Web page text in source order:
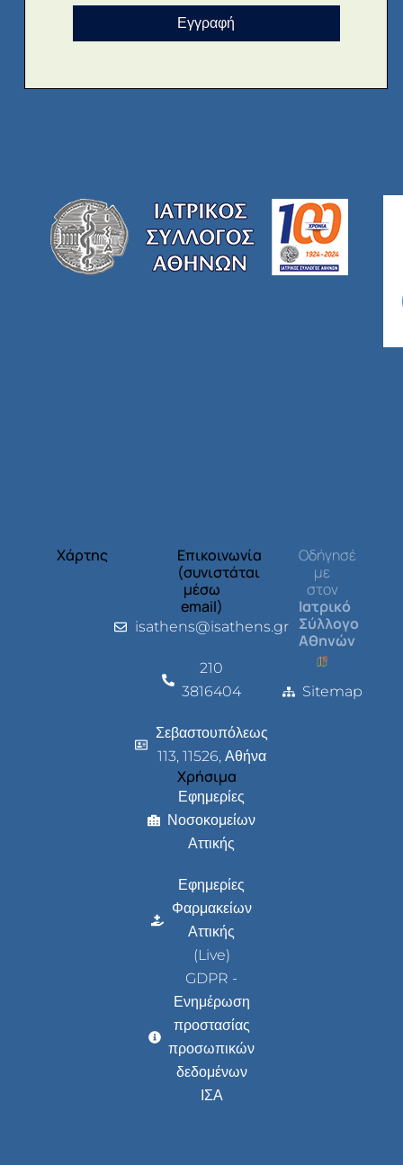
Εγγραφή
Χάρτης
Επικοινωνία
(συνιστάται
μέσω
email)
isathens@isathens.gr
210
3816404
Σεβαστουπόλεως
113, 11526, Αθήνα
Χρήσιμα
Εφημερίες
Νοσοκομείων
Αττικής
Εφημερίες
Φαρμακείων
Αττικής
(Live)
GDPR -
Ενημέρωση
προστασίας
προσωπικών
δεδομένων
ΙΣΑ
Οδήγησέ
με
στον
Ιατρικό
Σύλλογο
Αθηνών
Sitemap